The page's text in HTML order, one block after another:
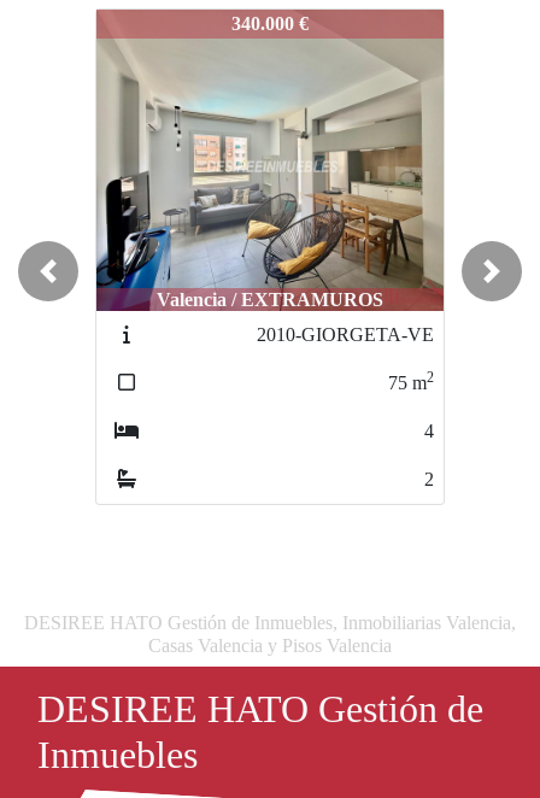
3867-VENEZUELA
340.000 €
Valencia / EXTRAMUROS
2010-GIORGETA-VE
3867-VENEZUELA
282.643 €
Valencia / POBLATS MARITIMS
3669-
Previous Next
DESIREE HATO Gestión de Inmuebles, Inmobiliarias Valencia,
Casas Valencia y Pisos Valencia
DESIREE HATO Gestión de
Inmuebles